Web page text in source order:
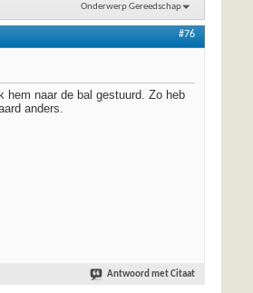
Onderwerp Gereedschap
#76
hem naar de bal gestuurd. Zo heb
anders.
Antwoord met Citaat